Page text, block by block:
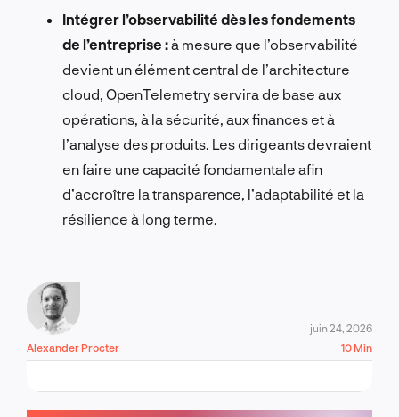
Intégrer l’observabilité dès les fondements
de l’entreprise :à mesure que l’observabilité
devient un élément central de l’architecture
cloud, OpenTelemetry servira de base aux
opérations, à la sécurité, aux finances et à
l’analyse des produits. Les dirigeants devraient
en faire une capacité fondamentale afin
d’accroître la transparence, l’adaptabilité et la
résilience à long terme.
Alexander Procter
juin 24, 2026
10 Min